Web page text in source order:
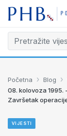
Početna › Blog ›
08. kolovoza 1995.
Završetak
VIJESTI